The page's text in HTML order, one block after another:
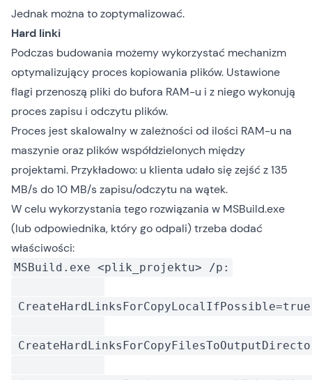
Jednak można to zoptymalizować.
Hard linki
Podczas budowania możemy wykorzystać mechanizm
optymalizujący proces kopiowania plików. Ustawione
flagi przenoszą pliki do bufora RAM-u i z niego wykonują
proces zapisu i odczytu plików.
Proces jest skalowalny w zależności od ilości RAM-u na
maszynie oraz plików współdzielonych między
projektami. Przykładowo: u klienta udało się zejść z 135
MB/s do 10 MB/s zapisu/odczytu na wątek.
W celu wykorzystania tego rozwiązania w MSBuild.exe
(lub odpowiednika, który go odpali) trzeba dodać
właściwości:
MSBuild.exe <plik_projektu> /p: